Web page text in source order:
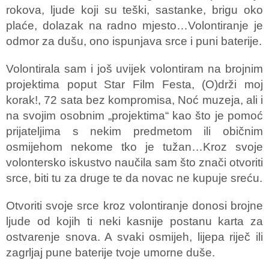
rokova, ljude koji su teški, sastanke, brigu oko
plaće, dolazak na radno mjesto…Volontiranje je
odmor za dušu, ono ispunjava srce i puni baterije.
Volontirala sam i još uvijek volontiram na brojnim
projektima poput Star Film Festa, (O)drži moj
korak!, 72 sata bez kompromisa, Noć muzeja, ali i
na svojim osobnim „projektima“ kao što je pomoć
prijateljima s nekim predmetom ili običnim
osmijehom nekome tko je tužan…Kroz svoje
volontersko iskustvo naučila sam što znači otvoriti
srce, biti tu za druge te da novac ne kupuje sreću.
Otvoriti svoje srce kroz volontiranje donosi brojne
ljude od kojih ti neki kasnije postanu karta za
ostvarenje snova. A svaki osmijeh, lijepa riječ ili
zagrljaj pune baterije tvoje umorne duše.